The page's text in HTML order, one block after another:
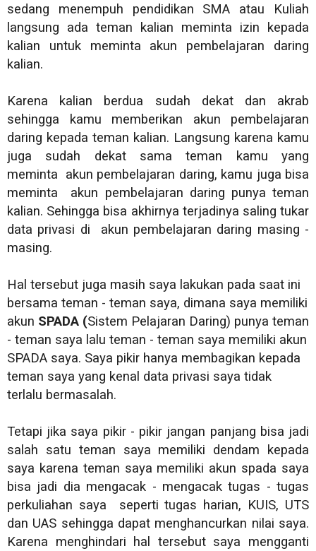
sedang menempuh pendidikan SMA atau Kuliah
langsung ada teman kalian meminta izin kepada
kalian untuk meminta akun pembelajaran daring
kalian.
Karena kalian berdua sudah dekat dan akrab
sehingga kamu memberikan akun pembelajaran
daring kepada teman kalian. Langsung karena kamu
juga sudah dekat sama teman kamu yang
meminta akun pembelajaran daring, kamu juga bisa
meminta
akun pembelajaran daring punya teman
kalian. Sehingga bisa akhirnya terjadinya saling tukar
data privasi di
akun pembelajaran daring masing -
masing.
Hal tersebut juga masih saya lakukan pada saat ini
bersama teman - teman saya, dimana saya memiliki
akun SPADA (Sistem Pelajaran Daring) punya teman
- teman saya lalu teman - teman saya memiliki akun
SPADA saya. Saya pikir hanya membagikan kepada
teman saya yang kenal data privasi saya tidak
terlalu bermasalah.
Tetapi jika saya pikir - pikir jangan panjang bisa jadi
salah satu teman saya memiliki dendam kepada
saya karena teman saya memiliki akun spada saya
bisa jadi dia mengacak - mengacak tugas - tugas
perkuliahan saya seperti tugas harian, KUIS, UTS
dan UAS sehingga dapat menghancurkan nilai saya.
Karena menghindari hal tersebut saya mengganti